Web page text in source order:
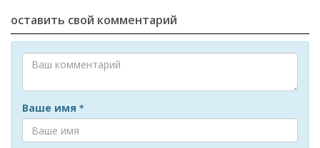
оставить свой комментарий
Ваше имя *